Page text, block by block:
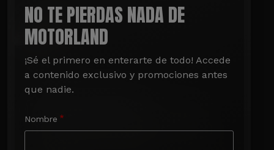
NO TE PIERDAS NADA DE
MOTORLAND
¡Sé el primero en enterarte de todo! Accede
a contenido exclusivo y promociones antes
que nadie.
Nombre